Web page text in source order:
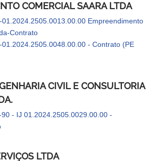
COMERCIAL SAARA LTDA
Empreendimento
Contrato
- Contrato (PE
CIVIL E CONSULTORIA
90 - IJ 01.2024.2505.0029.00.00 -
LTDA